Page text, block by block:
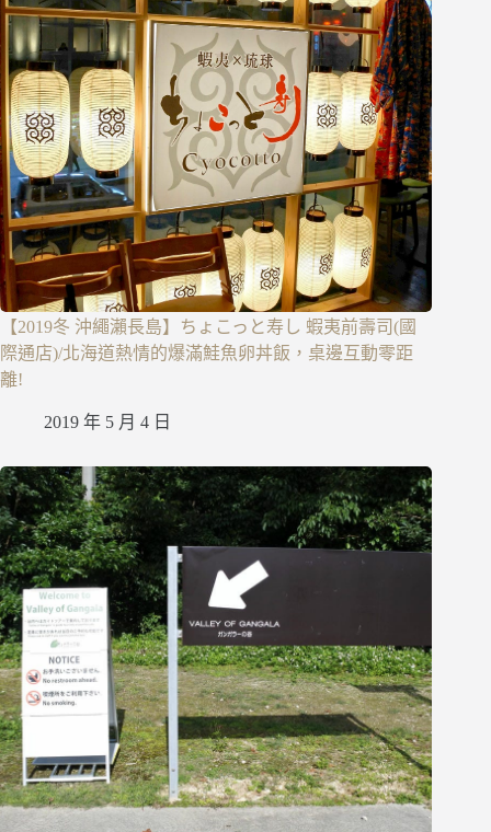
【2019冬 沖繩瀨長島】ちょこっと寿し 蝦夷前壽司(國
際通店)/北海道熱情的爆滿鮭魚卵丼飯，桌邊互動零距
離!
2019 年 5 月 4 日